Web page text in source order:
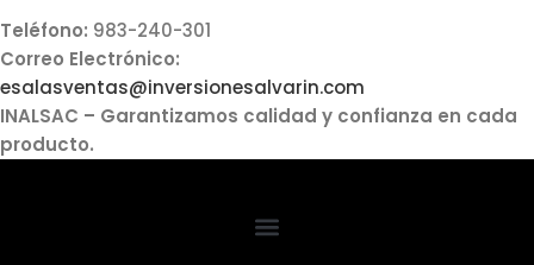
Teléfono: 983-240-301
Correo Electrónico:
esalasventas@inversionesalvarin.com
INALSAC – Garantizamos calidad y confianza en cada
producto.